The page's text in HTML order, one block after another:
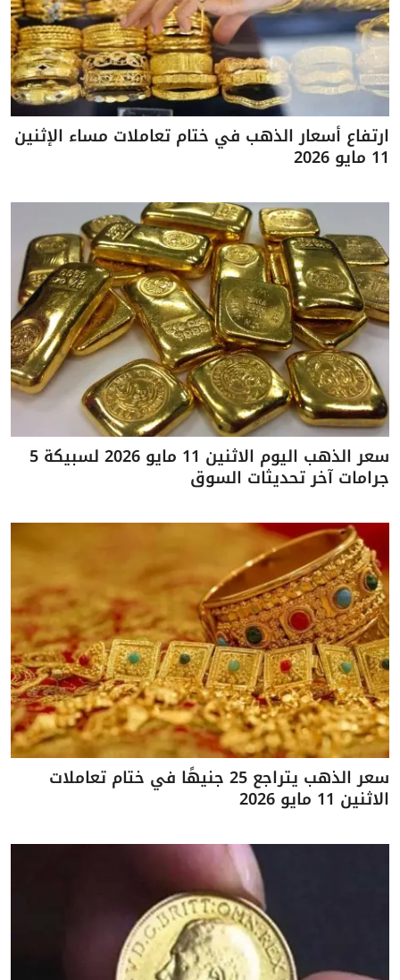
ارتفاع أسعار الذهب في ختام تعاملات مساء الإثنين
11 مايو 2026
سعر الذهب اليوم الاثنين 11 مايو 2026 لسبيكة 5
جرامات آخر تحديثات السوق
سعر الذهب يتراجع 25 جنيهًا في ختام تعاملات
الاثنين 11 مايو 2026